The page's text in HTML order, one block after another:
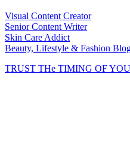
Visual Content Creator
Senior Content Writer
Skin Care Addict
Beauty, Lifestyle & Fashion
TRUST THe TIMING OF